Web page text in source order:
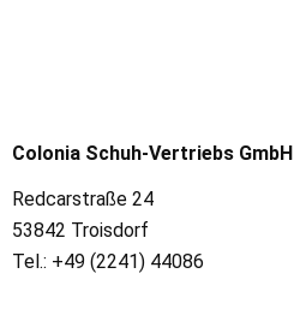
Colonia Schuh-Vertriebs GmbH
Redcarstraße 24
53842 Troisdorf
Tel.: +49 (2241) 44086